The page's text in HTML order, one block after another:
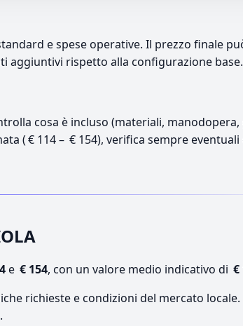
e spese operative. Il prezzo finale
aggiuntivi rispetto alla configurazione base.
cosa è incluso (materiali, manodopera,
( € 114 – € 154), verifica sempre
e € 154, con un valore medio indicativo di €
richieste e condizioni del mercato locale.